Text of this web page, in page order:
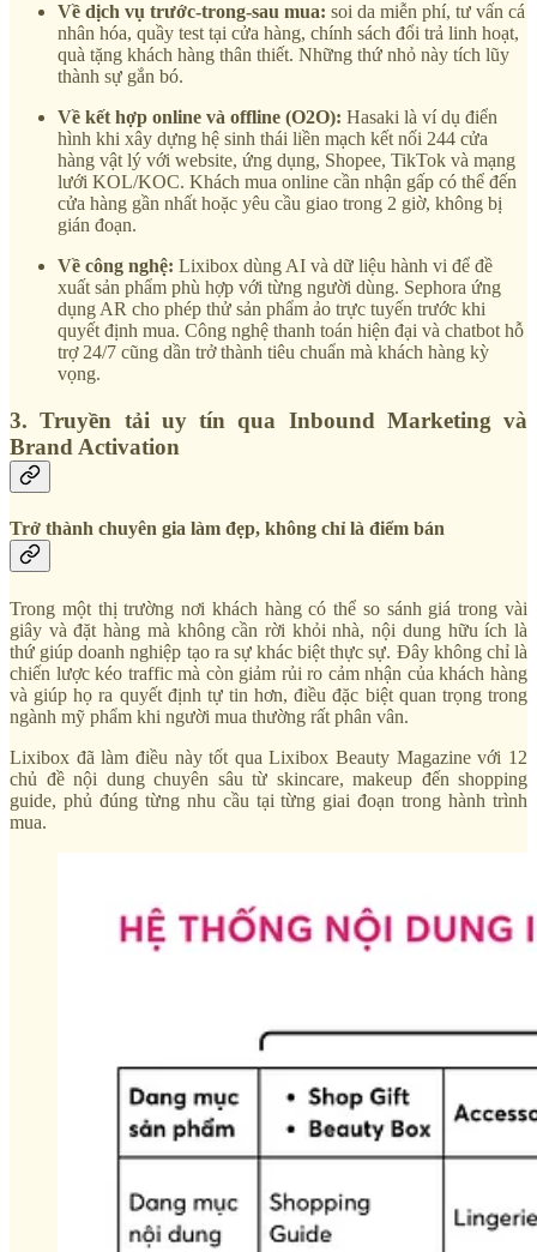
Về dịch vụ trước-trong-sau mua: soi da miễn phí, tư vấn cá
nhân hóa, quầy test tại cửa hàng, chính sách đổi trả linh hoạt,
quà tặng khách hàng thân thiết. Những thứ nhỏ này tích lũy
thành sự gắn bó.
Về kết hợp online và offline (O2O): Hasaki là ví dụ điển
hình khi xây dựng hệ sinh thái liền mạch kết nối 244 cửa
hàng vật lý với website, ứng dụng, Shopee, TikTok và mạng
lưới KOL/KOC. Khách mua online cần nhận gấp có thể đến
cửa hàng gần nhất hoặc yêu cầu giao trong 2 giờ, không bị
gián đoạn.
Về công nghệ: Lixibox dùng AI và dữ liệu hành vi để đề
xuất sản phẩm phù hợp với từng người dùng. Sephora ứng
dụng AR cho phép thử sản phẩm ảo trực tuyến trước khi
quyết định mua. Công nghệ thanh toán hiện đại và chatbot hỗ
trợ 24/7 cũng dần trở thành tiêu chuẩn mà khách hàng kỳ
vọng.
3. Truyền tải uy tín qua Inbound Marketing và
Brand Activation
Trở thành chuyên gia làm đẹp, không chỉ là điểm bán
Trong một thị trường nơi khách hàng có thể so sánh giá trong vài
giây và đặt hàng mà không cần rời khỏi nhà, nội dung hữu ích là
thứ giúp doanh nghiệp tạo ra sự khác biệt thực sự. Đây không chỉ là
chiến lược kéo traffic mà còn giảm rủi ro cảm nhận của khách hàng
và giúp họ ra quyết định tự tin hơn, điều đặc biệt quan trọng trong
ngành mỹ phẩm khi người mua thường rất phân vân.
Lixibox đã làm điều này tốt qua Lixibox Beauty Magazine với 12
chủ đề nội dung chuyên sâu từ skincare, makeup đến shopping
guide, phủ đúng từng nhu cầu tại từng giai đoạn trong hành trình
mua.